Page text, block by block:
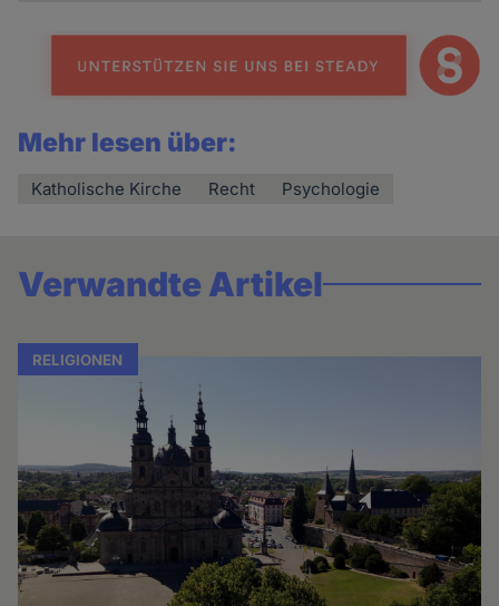
Mehr lesen über:
Katholische Kirche Recht Psychologie
Verwandte Artikel
RELIGIONEN